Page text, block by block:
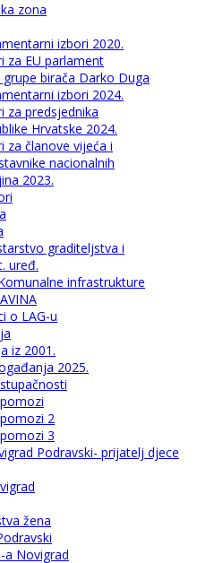
zona
izbori 2020.
za EU parlament
grupe birača Darko Duga
izbori 2024.
za predsjednika
Hrvatske 2024.
za članove vijeća i
nacionalnih
2023.
graditeljstva i
uređ.
infrastrukture
o LAG-u
iz 2001.
2025.
2
3
Podravski- prijatelj djece
žena
a Novigrad